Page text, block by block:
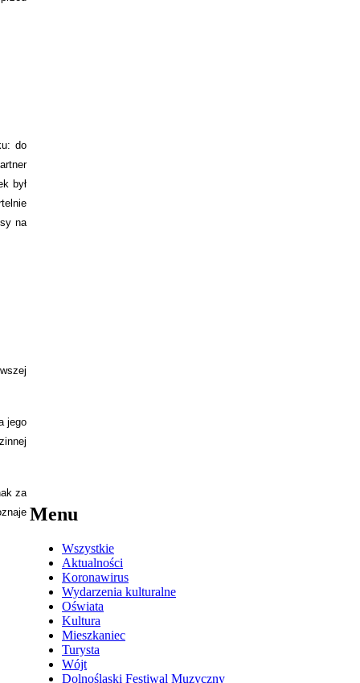
do
był
na
jego
za
Menu
Wszystkie
Aktualności
Koronawirus
Wydarzenia kulturalne
Oświata
Kultura
Mieszkaniec
Turysta
Wójt
Dolnośląski Festiwal Muzyczny